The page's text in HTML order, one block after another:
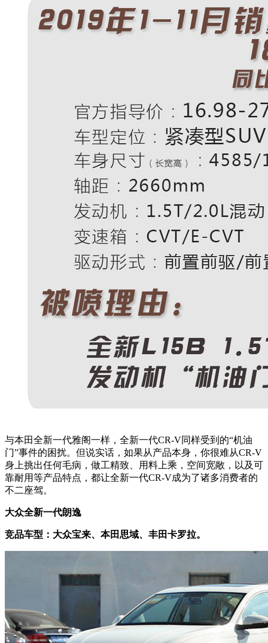
与本田全新一代雅阁一样，全新一代CR-V同样受到的“机油
门”事件的困扰。但说实话，如果从产品本身，你很难从CR-V
身上挑出任何毛病，做工精致、用料上乘，空间宽敞，以及可
靠耐用等产品特点，都让全新一代CR-V成为了诸多消费者的
不二座驾。
大众全新一代朗逸
竞品车型：大众宝来、本田思域、丰田卡罗拉。